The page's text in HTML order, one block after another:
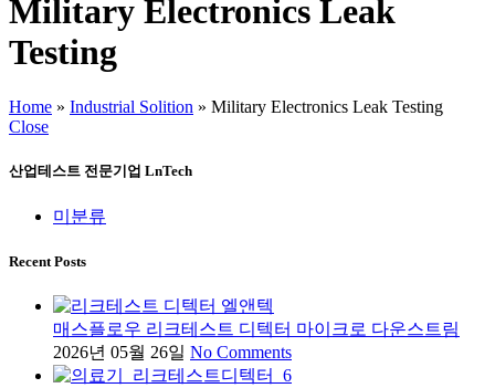
Military Electronics Leak
Testing
Home » Industrial Solition » Military Electronics Leak Testing
Close
산업테스트 전문기업 LnTech
미분류
Recent Posts
매스플로우 리크테스트 디텍터 마이크로 다운스트림
2026년 05월 26일 No Comments